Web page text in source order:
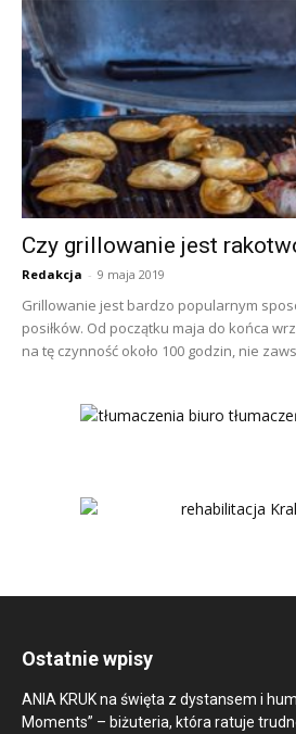
Czy grillowanie jest
Redakcja - 9 maja 2019
Grillowanie jest bardzo popularnym
posiłków. Od początku maja do końca
na tę czynność około 100 godzin, nie
Ostatnie wpisy
ANIA KRUK na święta z dystansem i
Moments” – biżuteria, która ratuje